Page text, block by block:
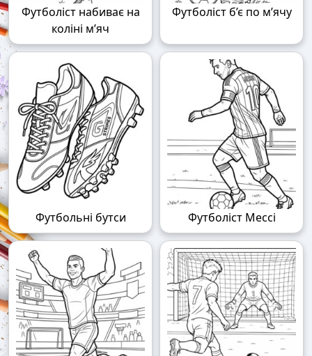
Футболіст набиває на
коліні м’яч
Футболіст б’є по м’ячу
Футбольні бутси Футболіст Мессі